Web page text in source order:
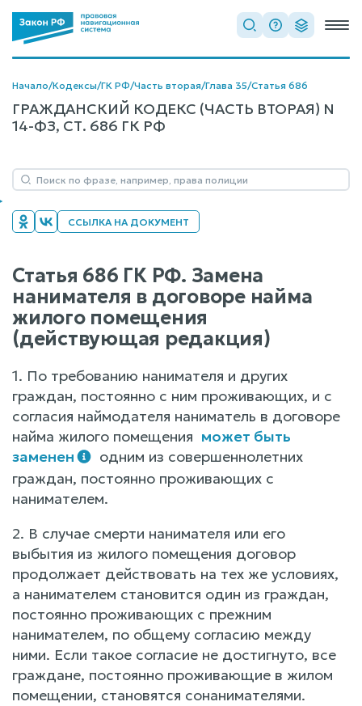
Начало/Кодексы/ГК РФ/Часть вторая/Глава 35/Статья 686
ГРАЖДАНСКИЙ КОДЕКС (ЧАСТЬ ВТОРАЯ) N
14-ФЗ, СТ. 686 ГК РФ
ССЫЛКА НА ДОКУМЕНТ
Статья 686 ГК РФ. Замена
нанимателя в договоре найма
жилого помещения
(действующая редакция)
1. По требованию нанимателя и других
граждан, постоянно с ним проживающих, и с
согласия наймодателя наниматель в договоре
найма жилого помещения может быть
заменен
одним из совершеннолетних
граждан, постоянно проживающих с
нанимателем.
2. В случае смерти нанимателя или его
выбытия из жилого помещения договор
продолжает действовать на тех же условиях,
а нанимателем становится один из граждан,
постоянно проживающих с прежним
нанимателем, по общему согласию между
ними. Если такое согласие не достигнуто, все
граждане, постоянно проживающие в жилом
помещении, становятся сонанимателями.